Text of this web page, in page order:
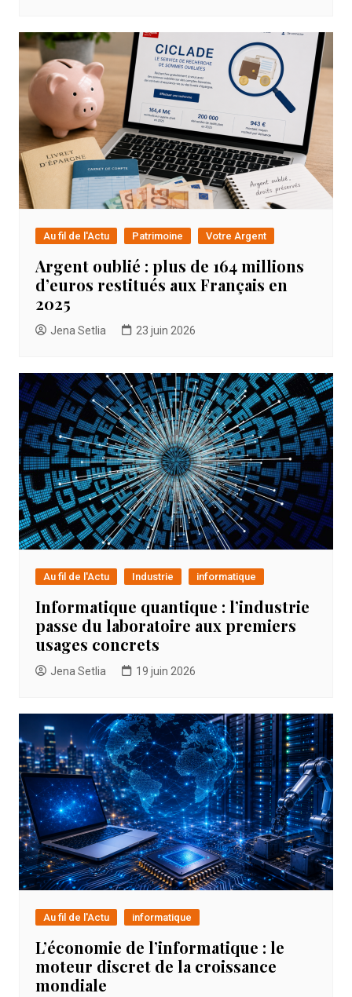
Au fil de l'Actu Patrimoine Votre Argent
Argent oublié : plus de 164 millions
d’euros restitués aux Français en
2025
Jena Setlia 23 juin 2026
Au fil de l'Actu Industrie informatique
Informatique quantique : l’industrie
passe du laboratoire aux premiers
usages concrets
Jena Setlia 19 juin 2026
Au fil de l'Actu informatique
L’économie de l’informatique : le
moteur discret de la croissance
mondiale